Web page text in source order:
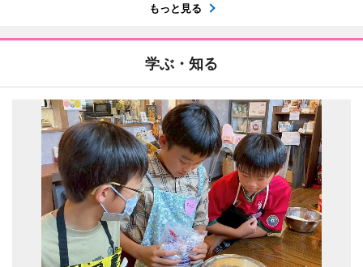
もっと見る
学ぶ・知る